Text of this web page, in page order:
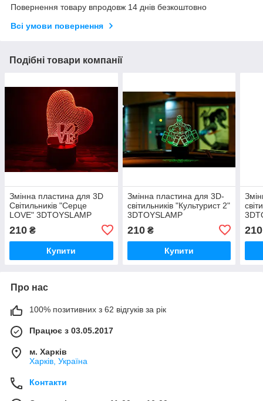
Повернення товару впродовж 14 днів безкоштовно
Всі умови повернення
Подібні товари компанії
Змінна пластина для 3D
Світильників "Серце
LOVE" 3DTOYSLAMP
210 ₴
Купити
Змінна пластина для 3D-
світильників "Культурист 2"
3DTOYSLAMP
210₴
Купити
210
Про нас
100% позитивних з 62 відгуків за рік
Працює з 03.05.2017
м. Харків
Харків, Україна
Контакти